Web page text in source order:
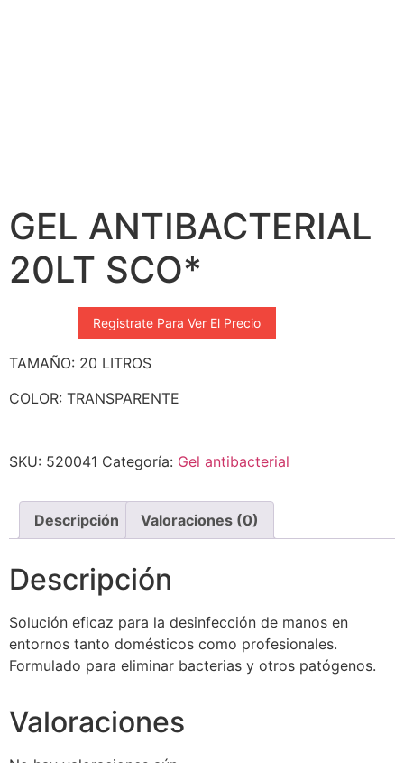
GEL ANTIBACTERIAL
20LT SCO*
Registrate Para Ver El Precio
TAMAÑO: 20 LITROS
COLOR: TRANSPARENTE
SKU: 520041 Categoría: Gel antibacterial
Descripción Valoraciones (0)
Descripción
Solución eficaz para la desinfección de manos en
entornos tanto domésticos como profesionales.
Formulado para eliminar bacterias y otros patógenos.
Valoraciones